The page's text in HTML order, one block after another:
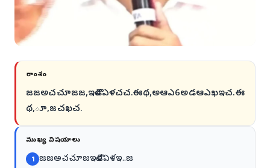
సారాంశం
జజఅచచూజజ,ఇళౌడఎళచచ.ఈథ,అఆఎ6అడఆఎఖఇచ.ఈ
థ,‌ూ,జచఖచ.
ముఖ్య విషయాలు
1
జజఅచచూజఇళౌడఎళఇ..జ